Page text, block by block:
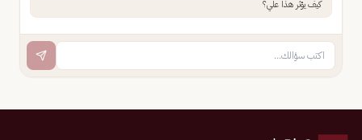
كيف يؤثر هذا علي؟